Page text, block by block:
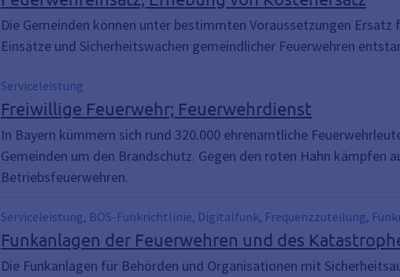
Die Gemeinden können unter bestimmten Voraussetzungen
Einsätze und Sicherheitswachen gemeindlicher Feuerwehren
Serviceleistung
Freiwillige Feuerwehr; Feuerwehrdienst
In Bayern kümmern sich rund 320.000 ehrenamtliche
Gemeinden um den Brandschutz. Gegen den roten Hahn kämpfen
Betriebsfeuerwehren.
Serviceleistung, BOS-Funkrichtlinie, Digitalfunk, Frequenzzuteilung,
Funkanlagen der Feuerwehren und des
Die Funkanlagen für Behörden und Organisationen mit